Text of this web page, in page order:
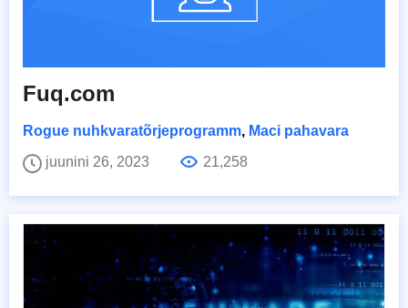
Fuq.com
Rogue nuhkvaratõrjeprogramm, Maci pahavara
juunini 26, 2023
21,258